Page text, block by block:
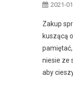
2021-
Zakup
kuszącą
niesie ze
aby